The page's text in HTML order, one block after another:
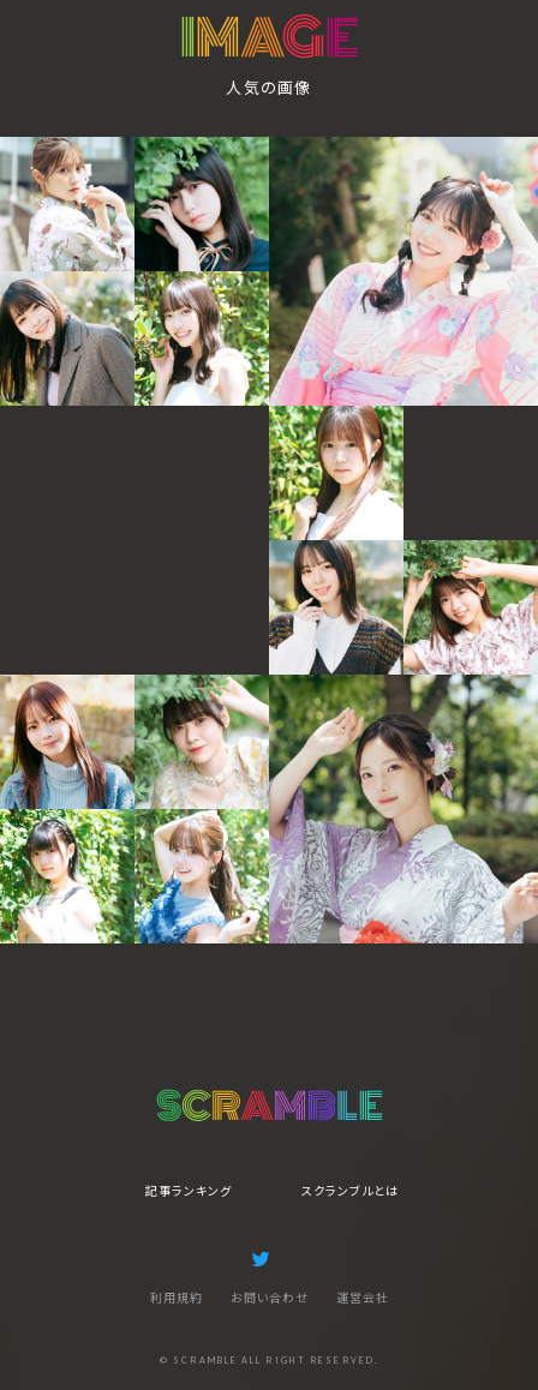
IMAGE
人気の画像
記事ランキング スクランブルとは
利用規約 お問い合わせ 運営会社
© SCRAMBLE ALL RIGHT RESERVED.